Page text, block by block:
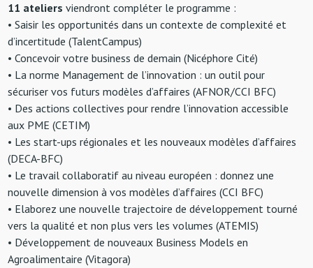
11 ateliers viendront compléter le programme :
• Saisir les opportunités dans un contexte de complexité et
d’incertitude (TalentCampus)
• Concevoir votre business de demain (Nicéphore Cité)
• La norme Management de l’innovation : un outil pour
sécuriser vos futurs modèles d’affaires (AFNOR/CCI BFC)
• Des actions collectives pour rendre l’innovation accessible
aux PME (CETIM)
• Les start-ups régionales et les nouveaux modèles d’affaires
(DECA-BFC)
• Le travail collaboratif au niveau européen : donnez une
nouvelle dimension à vos modèles d’affaires (CCI BFC)
• Elaborez une nouvelle trajectoire de développement tourné
vers la qualité et non plus vers les volumes (ATEMIS)
• Développement de nouveaux Business Models en
Agroalimentaire (Vitagora)